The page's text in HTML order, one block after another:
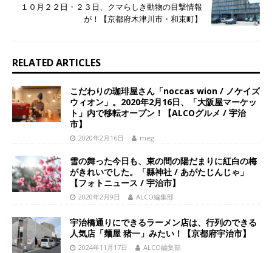
１０月２２日・２３日、クマらしき動物の目撃情報
が！【京都府木津川市・和束町】
RELATED ARTICLES
こだわりの珈琲屋さん「noccas wion / ノケイズ
ウィオン」。2020年2月16日、「大阪屋マーケッ
ト」内で移転オープン！【ALCOグルメ / 宇治
市】
2020年2月16日 meg
雪の舞った今日も、束の間の陽だまりに紅白の梅
がきれいでした。「縣神社 / あがたじんじゃ」
【フォトニュース / 宇治市】
2020年2月9日 ALCO編集部
宇治橋通りにできるラーメン店は、行列のできる
人気店「麺屋 猪一」みたい！【京都府宇治市】
2024年11月17日 ALCO編集部